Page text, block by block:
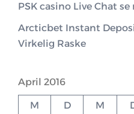
PSK casino Live Chat
Arcticbet Instant
Virkelig Raske
April 2016
M D M